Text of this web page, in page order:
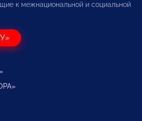
к межнациональной и социальной